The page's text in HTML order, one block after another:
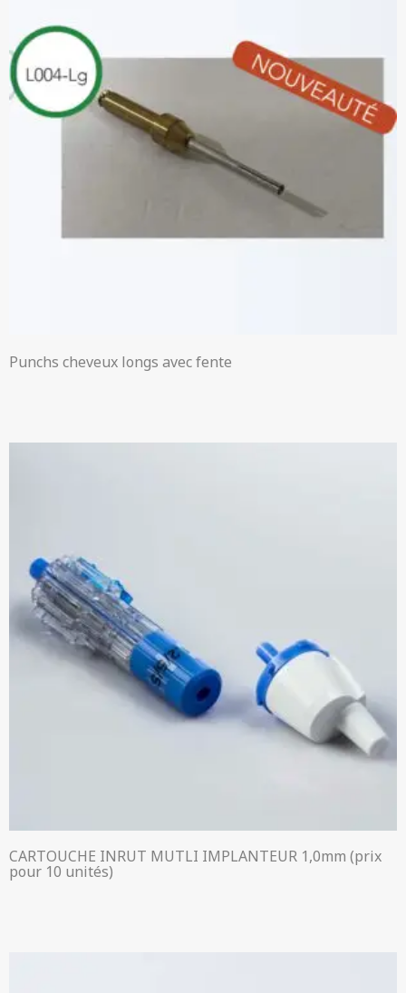
Punchs cheveux longs avec fente
CARTOUCHE INRUT MUTLI IMPLANTEUR 1,0mm (prix
pour 10 unités)